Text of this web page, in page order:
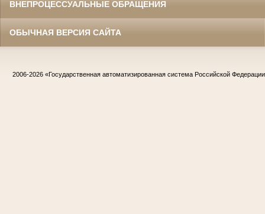
ВНЕПРОЦЕССУАЛЬНЫЕ ОБРАЩЕНИЯ
ОБЫЧНАЯ ВЕРСИЯ САЙТА
2006-2026 «Государственная автоматизированная система Российской